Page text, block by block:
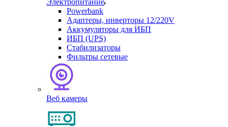
Электропитание
Powerbank
Адаптеры, инверторы 12/220V
Аккумуляторы для ИБП
ИБП (UPS)
Стабилизаторы
Фильтры сетевые
Веб камеры